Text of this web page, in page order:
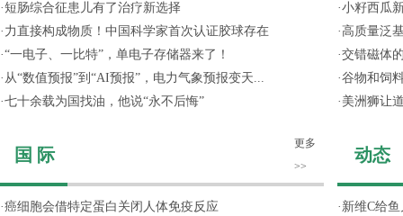
· 短肠综合征患儿有了治疗新选择
· 力直接构成物质！中国科学家首次认证胶球存在
·“一电子、一比特”，单电子存储器来了！
· 从“数值预报”到“AI预报”，电力气象预报变天...
·七十余载为国找油，他说“永不后悔”
国 际
更多
>>
·癌细胞会借特定蛋白关闭人体免疫反应
·小籽西瓜
· 高质量泛
·交错磁体
·谷物和饲
· 美洲狮让
动态
· 新维C给